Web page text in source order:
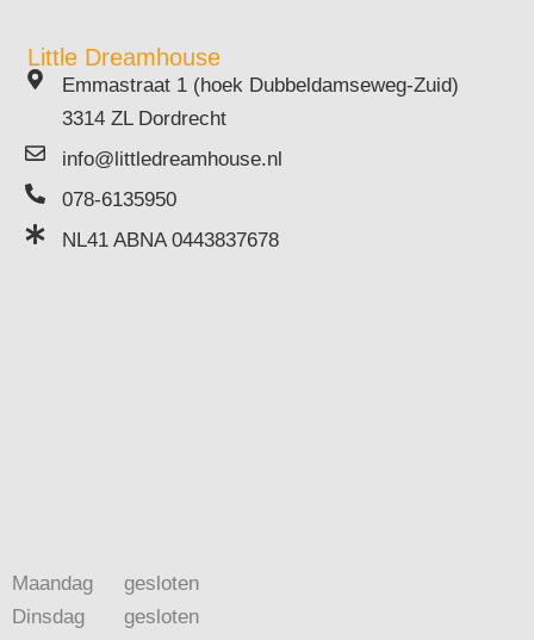
Little Dreamhouse
Emmastraat 1 (hoek Dubbeldamseweg-Zuid)
3314 ZL Dordrecht
info@littledreamhouse.nl
078-6135950
NL41 ABNA 0443837678
Maandag
Dinsdag
gesloten
gesloten